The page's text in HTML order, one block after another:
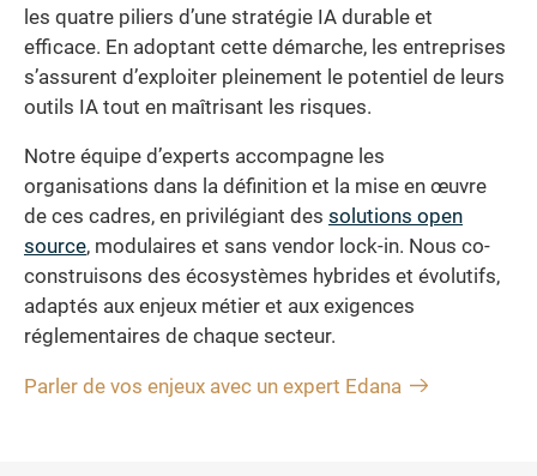
les quatre piliers d’une stratégie IA durable et
efficace. En adoptant cette démarche, les entreprises
s’assurent d’exploiter pleinement le potentiel de leurs
outils IA tout en maîtrisant les risques.
Notre équipe d’experts accompagne les
organisations dans la définition et la mise en œuvre
de ces cadres, en privilégiant des solutions open
source, modulaires et sans vendor lock-in. Nous co-
construisons des écosystèmes hybrides et évolutifs,
adaptés aux enjeux métier et aux exigences
réglementaires de chaque secteur.
Parler de vos enjeux avec un expert Edana